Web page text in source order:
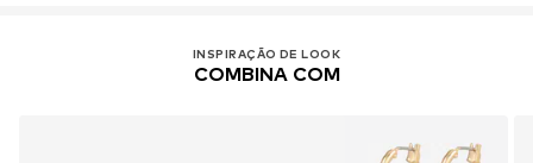
INSPIRAÇÃO DE LOOK
COMBINA COM